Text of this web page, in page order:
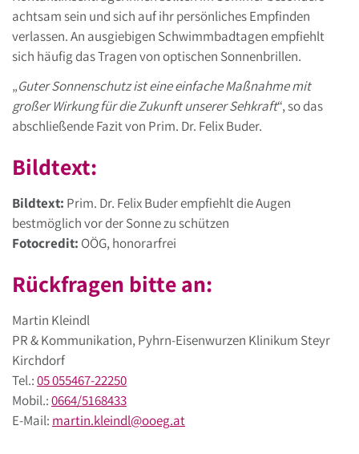
achtsam sein und sich auf ihr persönliches Empfinden
verlassen. An ausgiebigen Schwimmbadtagen empfiehlt
sich häufig das Tragen von optischen Sonnenbrillen.
„Guter Sonnenschutz ist eine einfache Maßnahme mit
großer Wirkung für die Zukunft unserer Sehkraft“, so das
abschließende Fazit von Prim. Dr. Felix Buder.
Bildtext:
Bildtext: Prim. Dr. Felix Buder empfiehlt die Augen
bestmöglich vor der Sonne zu schützen
Fotocredit: OÖG, honorarfrei
Rückfragen bitte an:
Martin Kleindl
PR & Kommunikation, Pyhrn-Eisenwurzen Klinikum Steyr
Kirchdorf
Tel.:05 055467-22250
Mobil.:0664/5168433
E-Mail: martin.kleindl@ooeg.at